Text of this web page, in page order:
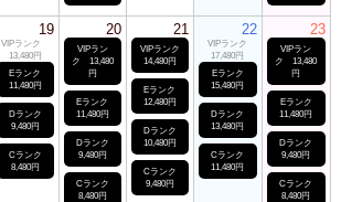
19
VIPランク
13,480円
Eランク
11,480円
Dランク
9,480円
Cランク
8,480円
20
VIPラン
ク 13,480
円
Eランク
11,480円
Dランク
9,480円
Cランク
8,480円
21
VIPランク
14,480円
Eランク
12,480円
Dランク
10,480円
Cランク
9,480円
22
VIPランク
17,480円
Eランク
15,480円
Dランク
13,480円
Cランク
11,480円
23
VIPラン
ク 13,480
円
Eランク
11,480円
Dランク
9,480円
Cランク
8,480円